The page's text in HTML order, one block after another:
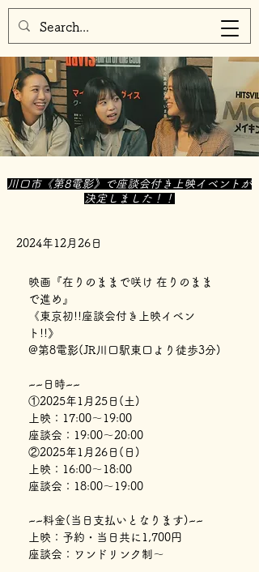
川口市《第8電影》で座談会付き上映イベントが
決定しました！！
2024年12月26日
映画『在りのままで咲け 在りのまま
で進め』
《東京初!!座談会付き上映イベン
ト!!》
@第8電影(JR川口駅東口より徒歩3分)
~~日時~~
①2025年1月25日(土)
上映：17:00〜19:00
座談会：19:00〜20:00
②2025年1月26日(日)
上映：16:00〜18:00
座談会：18:00〜19:00
~~料金(当日支払いとなります)~~
上映：予約・当日共に1,700円
座談会：ワンドリンク制〜